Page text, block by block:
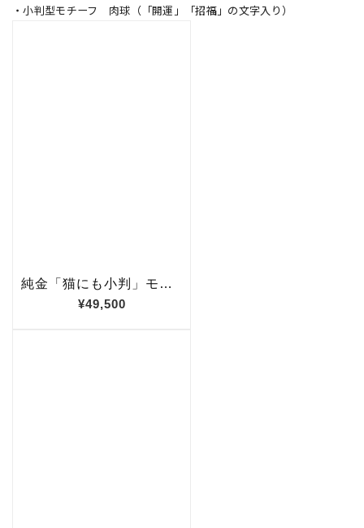
・小判型モチーフ 肉球（「開運」「招福」の文字入り）